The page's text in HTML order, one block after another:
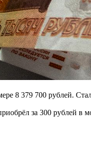
8 379 700 рублей.
за 300 рублей